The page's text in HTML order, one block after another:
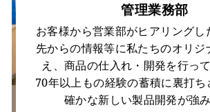
管理業務部
お客様から営業部がヒアリングし
先からの情報等に私たちのオリジ
え、商品の仕入れ・開発を行って
70年以上もの経験の蓄積に裏打
確かな新しい製品開発が強み